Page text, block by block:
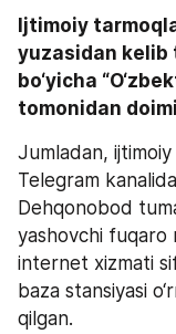
Ijtimoiy
yuzasidan
bo‘yicha
tomonidan
Jumladan, ijtimoiy
Telegram
Dehqonobod
yashovchi fuqaro
internet xizmati
baza stansiyasi
qilgan.